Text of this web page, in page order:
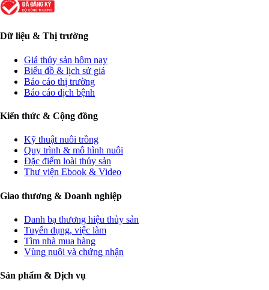
Dữ liệu & Thị trường
Giá thủy sản hôm nay
Biểu đồ & lịch sử giá
Báo cáo thị trường
Báo cáo dịch bệnh
Kiến thức & Cộng đồng
Kỹ thuật nuôi trồng
Quy trình & mô hình nuôi
Đặc điểm loài thủy sản
Thư viện Ebook & Video
Giao thương & Doanh nghiệp
Danh bạ thương hiệu thủy sản
Tuyển dụng, việc làm
Tìm nhà mua hàng
Vùng nuôi và chứng nhận
Sản phẩm & Dịch vụ